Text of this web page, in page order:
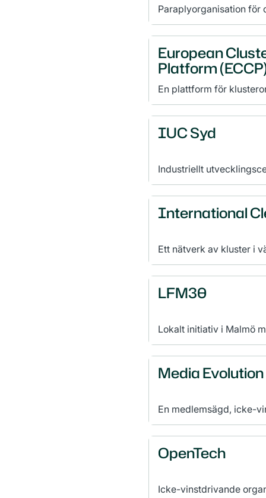
Paraplyorganisation för
verkar för ökad
miljötekniklösningar
European
Platform
En plattform för
andra aktörer inom
främsta kontaktpunkten
etablera partnerskap
IUC Syd
Industriellt
tillväxt och
International
Ett nätverk av kluster i
som syftar till att skapa
konkurrensfördelar och
kunskapsinstitutioner
klusterregionerna.
LFM30
Lokalt initiativ i Malmö
anläggningssektorns
av Agenda 2030.
Media Evolution
En medlemsägd, icke-
samskapande,
OpenTech
Icke-vinstdrivande